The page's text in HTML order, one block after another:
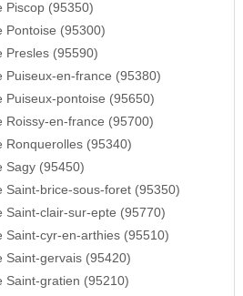
Piscop (95350)
Pontoise (95300)
Presles (95590)
Puiseux-en-france (95380)
Puiseux-pontoise (95650)
Roissy-en-france (95700)
Ronquerolles (95340)
Sagy (95450)
Saint-brice-sous-foret (95350)
Saint-clair-sur-epte (95770)
Saint-cyr-en-arthies (95510)
Saint-gervais (95420)
Saint-gratien (95210)